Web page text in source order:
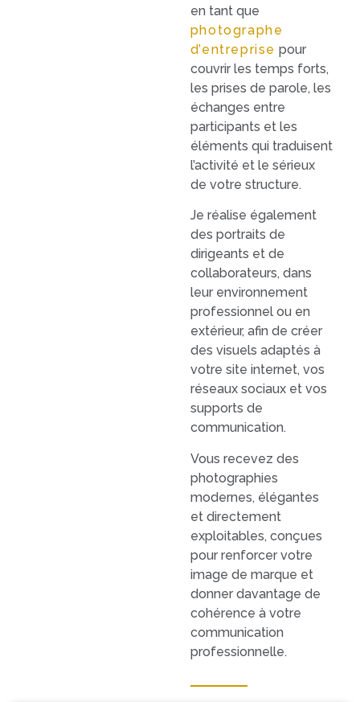
en tant que
photographe
d’entreprise pour
couvrir les temps forts,
les prises de parole, les
échanges entre
participants et les
éléments qui traduisent
l’activité et le sérieux
de votre structure.
Je réalise également
des portraits de
dirigeants et de
collaborateurs, dans
leur environnement
professionnel ou en
extérieur, afin de créer
des visuels adaptés à
votre site internet, vos
réseaux sociaux et vos
supports de
communication.
Vous recevez des
photographies
modernes, élégantes
et directement
exploitables, conçues
pour renforcer votre
image de marque et
donner davantage de
cohérence à votre
communication
professionnelle.